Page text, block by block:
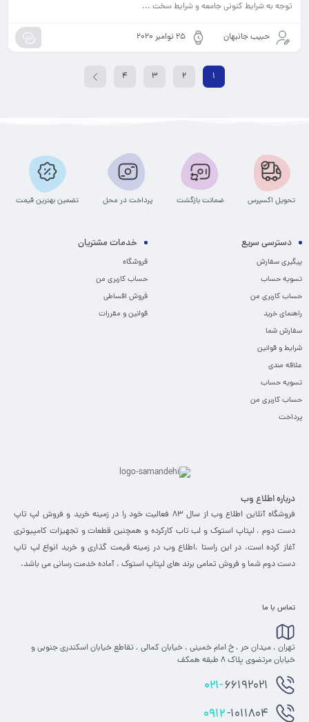
توجه به شرایط کنونی جامعه و شرایط سخت ...
حبیب جانبهان 25 نوامبر 2020
1
2
3
4
تحویل اکسپرس ضمانت بازگشت پرداخت در محل تضمین بهترین قیمت
دسترسی سریع
پیگیری سفارش
تسویه حساب
حساب کاربری من
راهنمای خرید
سفارش شما
شرایط و قوانین
علاقه مندی
تسویه حساب
حساب کاربری من
پرداخت
خدمات مشتریان
فروشگاه
حساب کاربری من
فروش اقساطی
قوانین و مقررات
درباره اطلاع وب
فروشگاه آنلاین اطلاع وب از سال 83 فعالیت خود را در زمینه خرید و فروش لپ تاپ
دست دوم ، لپتاپ استوک و لب تاب کارکرده و همچنین قطعات و تجهیزات کامپیوتری
آغاز کرده است. در این راستا ،‌اطلاع وب در زمینه قیمت گذاری و خرید انواع لپ تاپ
دست دوم شما و فروش تمامی برند های لپتاپ استوک ، آماده خدمت رسانی می باشد.
تماس با ما
تهران ، میدان حر ، خ امام خمینی ، خیابان کمالی ، تقاطع خیابان اسکندری جنوبی و
خیابان مرتضوی پلاک 8 طبقه همکف
021-66192021
0912-1011804